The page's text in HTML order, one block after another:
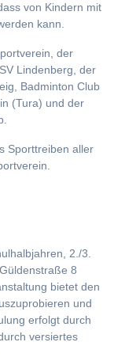
von Kindern mit
kann.
der
Lindenberg, der
Badminton Club
(Tura) und der
Sporttreiben aller
2./3.
8
bietet den
und
erfolgt durch
versiertes